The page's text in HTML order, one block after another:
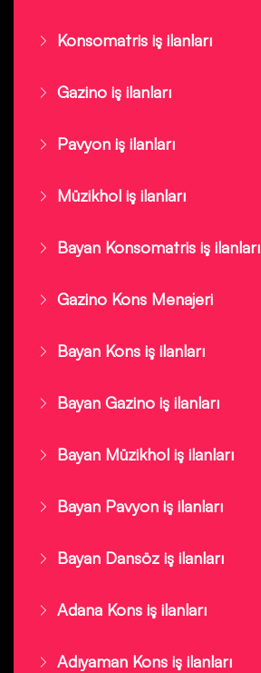
Konsomatris iş ilanları
Gazino iş ilanları
Pavyon iş ilanları
Müzikhol iş ilanları
Bayan Konsomatris iş ilanları
Gazino Kons Menajeri
Bayan Kons iş ilanları
Bayan Gazino iş ilanları
Bayan Müzikhol iş ilanları
Bayan Pavyon iş ilanları
Bayan Dansöz iş ilanları
Adana Kons iş ilanları
Adıyaman Kons iş ilanları